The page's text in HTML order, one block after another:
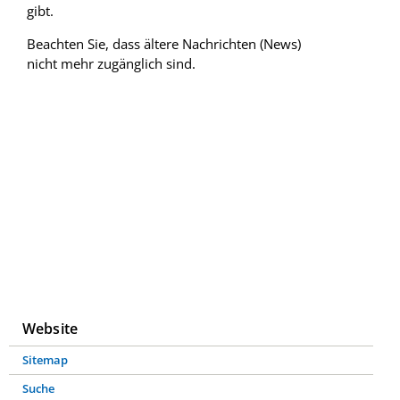
gibt.
Beachten Sie, dass ältere Nachrichten (News)
nicht mehr zugänglich sind.
Website
Navigation
überspringen
Sitemap
Suche